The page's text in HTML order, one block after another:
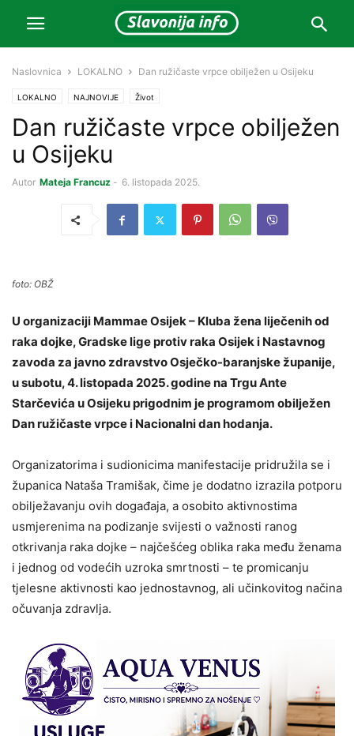
Naslovnica LOKALNO Dan ružičaste vrpce obilježen u Osijeku
LOKALNO NAJNOVIJE Život
Dan ružičaste vrpce obilježen
u Osijeku
Autor Mateja Francuz - 6. listopada 2025.
foto: OBŽ
U organizaciji Mammae Osijek – Kluba žena liječenih od
raka dojke, Gradske lige protiv raka Osijek i Nastavnog
zavoda za javno zdravstvo Osječko-baranjske županije,
u subotu, 4. listopada 2025. godine na Trgu Ante
Starčevića u Osijeku prigodnim je programom obilježen
Dan ružičaste vrpce i Nacionalni dan hodanja.
Organizatorima i sudionicima manifestacije pridružila se i
županica Nataša Tramišak, čime je dodatno izrazila potporu
obilježavanju ovih događaja, a osobito aktivnostima
usmjerenima na podizanje svijesti o važnosti ranog
otkrivanja raka dojke – najčešćeg oblika raka među ženama
i jednog od vodećih uzroka smrtnosti – te promicanju
tjelesne aktivnosti kao jednostavnog, ali učinkovitog načina
očuvanja zdravlja.